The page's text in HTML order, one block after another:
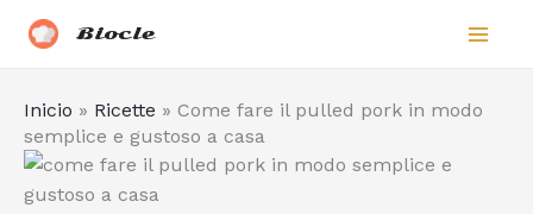
Biocle
Inicio » Ricette » Come fare il pulled pork in modo
semplice e gustoso a casa